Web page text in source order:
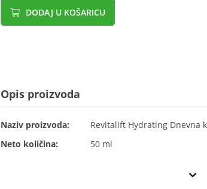
DODAJ U KOŠARICU
Opis proizvoda
Naziv proizvoda:
Revitalift Hydrating Dnevna
Neto količina:
50 ml